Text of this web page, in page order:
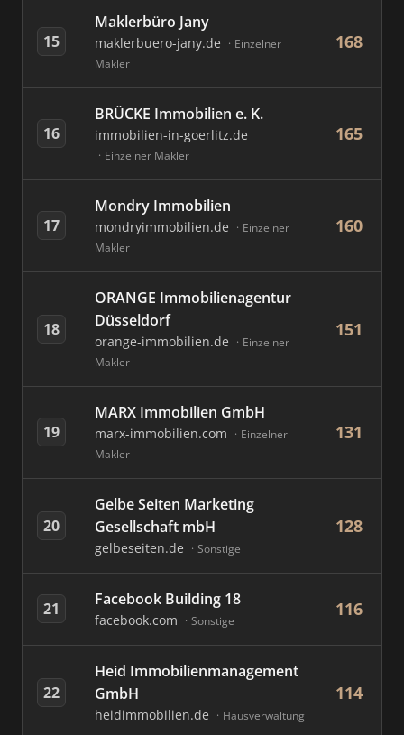
15
Maklerbüro Jany
maklerbuero-jany.de
Einzelner
Makler
168
16
BRÜCKE Immobilien e. K.
immobilien-in-goerlitz.de
Einzelner Makler
165
17
Mondry Immobilien
mondryimmobilien.de
Einzelner
Makler
160
18
ORANGE Immobilienagentur
Düsseldorf
orange-immobilien.de
Einzelner
Makler
151
19
MARX Immobilien GmbH
marx-immobilien.com
Einzelner
Makler
131
20
Gelbe Seiten Marketing
Gesellschaft mbH
gelbeseiten.de Sonstige
128
21 Facebook Building 18
facebook.com Sonstige
116
22
Heid Immobilienmanagement
GmbH
heidimmobilien.de Hausverwaltung
114